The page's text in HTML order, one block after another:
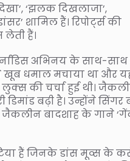
‘झलक दिखलाजा’,
शामिल हैं। रिपोर्ट्स की
हैं।
अभिनय के साथ-
खूब धमाल मचाया था और
की चर्चा हुई थी।
बढ़ी है। उन्होंने
जैकलीन बादशाह के गाने
हैं जिनके डांस मूव्स के